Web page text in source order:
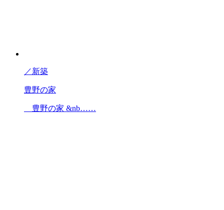
／新築
豊野の家
豊野の家 &nb……